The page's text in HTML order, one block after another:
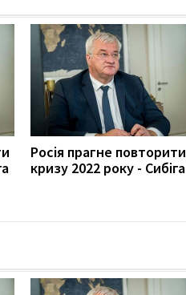
Росія прагне повторити
кризу 2022 року - Сибіга